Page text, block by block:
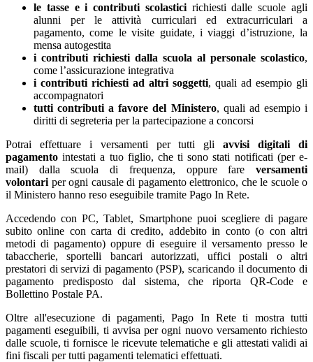
le tasse e i contributi scolastici richiesti dalle scuole agli
alunni per le attività curriculari ed extracurriculari a
pagamento, come le visite guidate, i viaggi d’istruzione, la
mensa autogestita
i contributi richiesti dalla scuola al personale scolastico,
come l’assicurazione integrativa
i contributi richiesti ad altri soggetti, quali ad esempio gli
accompagnatori
tutti contributi a favore del Ministero, quali ad esempio i
diritti di segreteria per la partecipazione a concorsi
Potrai effettuare i versamenti per tutti gli
avvisi digitali di
pagamento intestati a tuo figlio, che ti sono stati notificati (per e-
mail) dalla scuola di frequenza, oppure fare
versamenti
volontari per ogni causale di pagamento elettronico, che le scuole o
il Ministero hanno reso eseguibile tramite Pago In Rete.
Accedendo con PC, Tablet, Smartphone puoi scegliere di pagare
subito online con carta di credito, addebito in conto (o con altri
metodi di pagamento) oppure di eseguire il versamento presso le
tabaccherie, sportelli bancari autorizzati, uffici postali o altri
prestatori di servizi di pagamento (PSP), scaricando il documento di
pagamento predisposto dal sistema, che riporta QR-Code e
Bollettino Postale PA.
Oltre all'esecuzione di pagamenti, Pago In Rete ti mostra tutti
pagamenti eseguibili, ti avvisa per ogni nuovo versamento richiesto
dalle scuole, ti fornisce le ricevute telematiche e gli attestati validi ai
fini fiscali per tutti pagamenti telematici effettuati.